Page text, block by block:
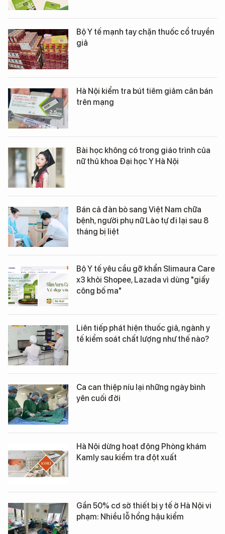
Bộ Y tế mạnh tay chặn thuốc cổ truyền
giả
Hà Nội kiểm tra bút tiêm giảm cân bán
trên mạng
Bài học không có trong giáo trình của
nữ thủ khoa Đại học Y Hà Nội
Bán cả đàn bò sang Việt Nam chữa
bệnh, người phụ nữ Lào tự đi lại sau 8
tháng bị liệt
Bộ Y tế yêu cầu gỡ khẩn Slimaura Care
x3 khỏi Shopee, Lazada vì dùng "giấy
công bố ma"
Liên tiếp phát hiện thuốc giả, ngành y
tế kiểm soát chất lượng như thế nào?
Ca can thiệp níu lại những ngày bình
yên cuối đời
Hà Nội dừng hoạt động Phòng khám
Kamly sau kiểm tra đột xuất
Gần 50% cơ sở thiết bị y tế ở Hà Nội vi
phạm: Nhiều lỗ hổng hậu kiểm